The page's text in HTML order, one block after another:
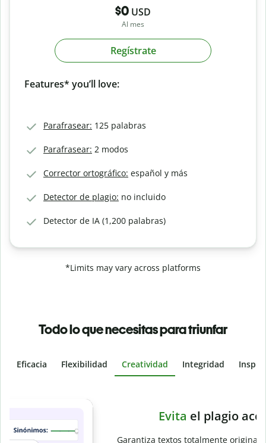
$0 USD
Al mes
Regístrate
Features* you’ll love:
Parafrasear: 125 palabras
Parafrasear: 2 modos
Corrector ortográfico: español y más
Detector de plagio: no incluido
Detector de IA (1,200 palabras)
*Limits may vary across platforms
Todo lo que necesitas para triunfar
Eficacia Flexibilidad Creatividad Integridad